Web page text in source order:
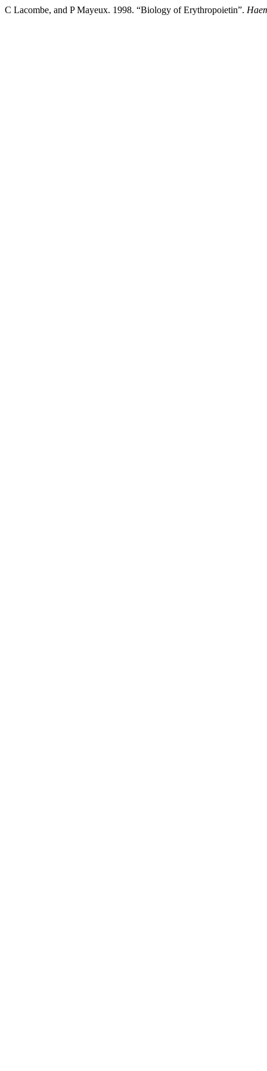
C Lacombe, and P Mayeux. 1998. “Biology of Erythropoietin”.